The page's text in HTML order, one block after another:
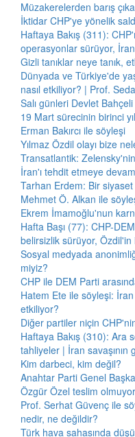
Müzakerelerden barış
İktidar CHP'ye yönelik
Haftaya Bakış (311):
operasyonlar sürüyor,
Gizli tanıklar neye tanık,
Dünyada ve Türkiye'de
nasıl etkiliyor? | Prof.
Salı günleri Devlet
19 Mart sürecinin birinci
Erman Bakırcı ile söyleşi
Yılmaz Özdil olayı bize
Transatlantik:
İran'ı tehdit etmeye
Tarhan Erdem: Bir
Mehmet Ö. Alkan ile
Ekrem İmamoğlu'nun
Hafta Başı (77): CHP-
belirsizlik sürüyor, Özdil'in
Sosyal medyada
miyiz?
CHP ile DEM Parti
Hatem Ete ile söyleşi:
etkiliyor?
Diğer partiler niçin
Haftaya Bakış (310): Ara
tahliyeler | İran savaşının
Kim darbeci, kim değil?
Anahtar Parti Genel
Özgür Özel teslim olmuyor
Prof. Serhat Güvenç ile
nedir, ne değildir?
Türk hava sahasında